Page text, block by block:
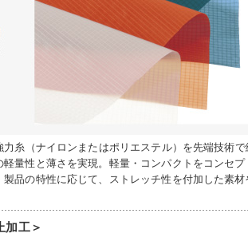
糸（ナイロンまたはポリエステル）を先端技術で
量性と薄さを実現。軽量・コンパクトをコンセプ
品の特性に応じて、ストレッチ性を付加した素材
加工＞